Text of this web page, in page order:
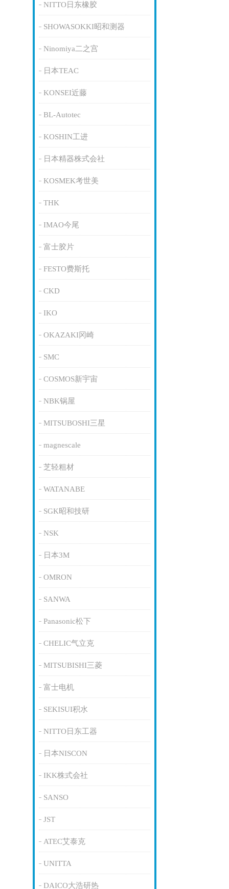
NITTO日东橡胶
SHOWASOKKI昭和测器
Ninomiya二之宫
日本TEAC
KONSEI近藤
BL-Autotec
KOSHIN工进
日本精器株式会社
KOSMEK考世美
THK
IMAO今尾
富士胶片
FESTO费斯托
CKD
IKO
OKAZAKI冈崎
SMC
COSMOS新宇宙
NBK锅屋
MITSUBOSHI三星
magnescale
芝轻粗材
WATANABE
SGK昭和技研
NSK
日本3M
OMRON
SANWA
Panasonic松下
CHELIC气立克
MITSUBISHI三菱
富士电机
SEKISUI积水
NITTO日东工器
日本NISCON
IKK株式会社
SANSO
JST
ATEC艾泰克
UNITTA
DAICO大浩研热